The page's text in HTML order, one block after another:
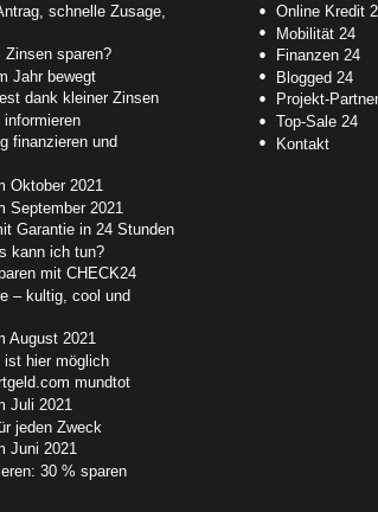
schnelle Zusage,
Zinsen sparen?
Jahr bewegt
dank kleiner Zinsen
informieren
finanzieren und
Oktober 2021
September 2021
Garantie in 24 Stunden
kann ich tun?
mit CHECK24
– kultig, cool und
August 2021
ist hier möglich
mundtot
Juli 2021
jeden Zweck
Juni 2021
30 % sparen
Online Kredit
Mobilität 24
Finanzen 24
Blogged 24
Projekt-
Top-Sale 24
Kontakt